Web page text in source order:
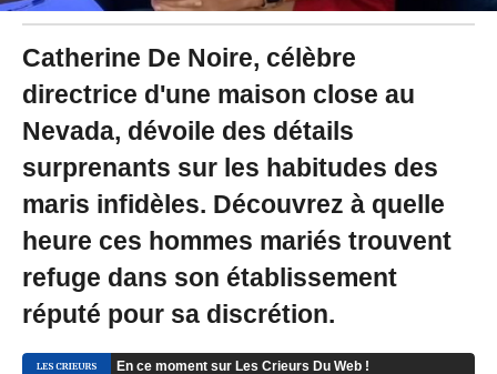
Catherine De Noire, célèbre
directrice d'une maison close au
Nevada, dévoile des détails
surprenants sur les habitudes des
maris infidèles. Découvrez à quelle
heure ces hommes mariés trouvent
refuge dans son établissement
réputé pour sa discrétion.